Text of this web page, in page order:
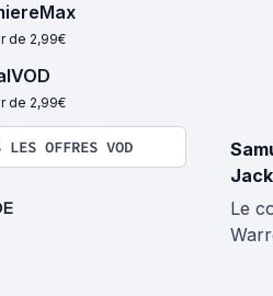
de 2,99€
de 2,99€
LES OFFRES VOD
Le